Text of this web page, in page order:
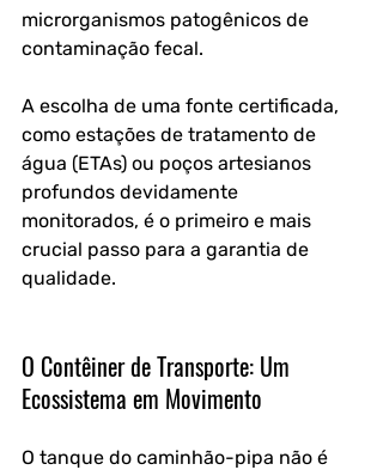
microrganismos patogênicos de
contaminação fecal.
A escolha de uma fonte certificada,
como estações de tratamento de
água (ETAs) ou poços artesianos
profundos devidamente
monitorados, é o primeiro e mais
crucial passo para a garantia de
qualidade.
O Contêiner de Transporte: Um
Ecossistema em Movimento
O tanque do caminhão-pipa não é